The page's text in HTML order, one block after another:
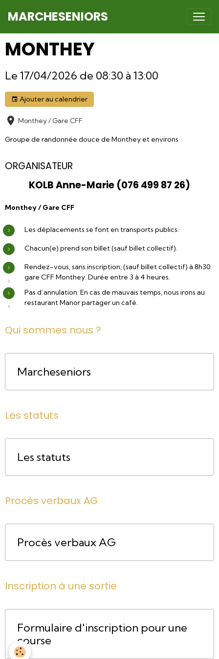
MARCHESENIORS
MONTHEY
Le 17/04/2026 de 08:30 à 13:00
Ajouter au calendrier
Monthey / Gare CFF
Groupe de randonnée douce de Monthey et environs
ORGANISATEUR
KOLB Anne-Marie (076 499 87 26)
Monthey / Gare CFF
Les déplacements se font en transports publics.
Chacun(e) prend son billet (sauf billet collectif).
Rendez-vous, sans inscription, (sauf billet collectif) à 8h30
gare CFF Monthey. Durée entre 3 à 4 heures.
Pas d’annulation. En cas de mauvais temps, nous irons au
restaurant Manor partager un café.
Qui sommes nous ?
Marcheseniors
Les statuts
Les statuts
Procès verbaux AG
Procès verbaux AG
Inscription à une sortie
Formulaire d'inscription pour une
course